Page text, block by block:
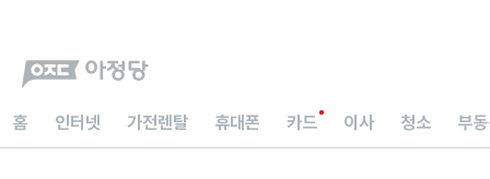
홈 인터넷 가전렌탈 휴대폰 카드 이사 청소 부